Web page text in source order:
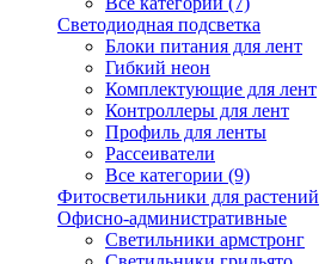
Светодиодная подсветка
Блоки питания для лент
Гибкий неон
Комплектующие для лент
Контроллеры для лент
Профиль для ленты
Рассеиватели
Все категории (9)
Фитосветильники для растений
Офисно-административные
Светильники армстронг